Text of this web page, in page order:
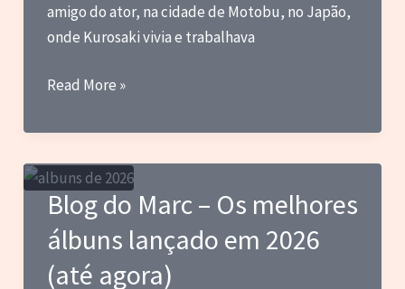
amigo do ator, na cidade de Motobu, no Japão,
onde Kurosaki vivia e trabalhava
Blog
Marc
–
Adeus
ao
eterno
Jaspion
Read More »
Blog do Marc – Os melhores
álbuns lançado em 2026
(até agora)